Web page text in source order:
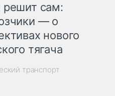
решит сам:
— о
нового
тягача
транспорт